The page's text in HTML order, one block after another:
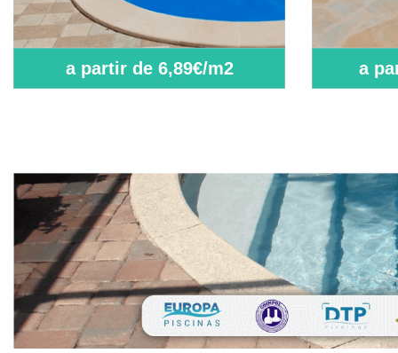
a partir de 6,89€/m2 a